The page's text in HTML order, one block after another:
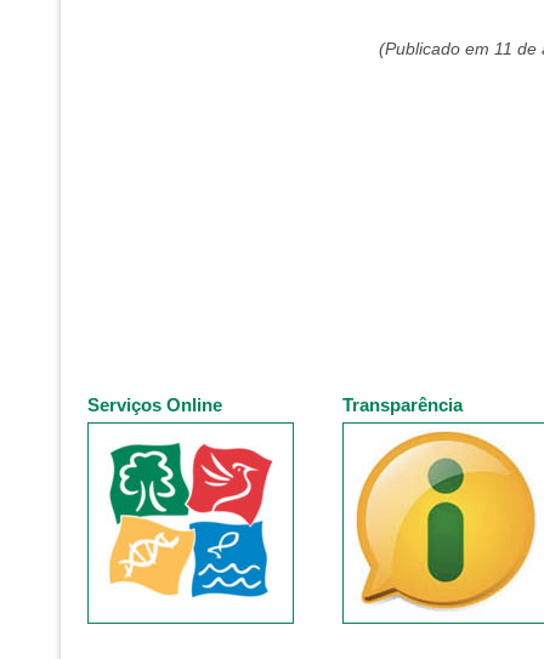
(Publicado em 11 de
Serviços Online Transparência